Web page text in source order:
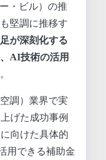
・ビル）の推
堅調に推移す
が深刻化する
AI技術の活用
調）業界で実
げた成功事例
向けた具体的
用できる補助金